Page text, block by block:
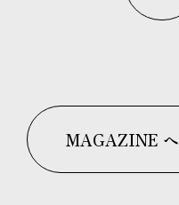
MAGAZINE へ